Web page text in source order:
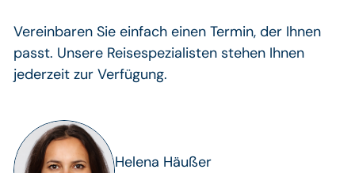
Vereinbaren Sie einfach einen Termin, der Ihnen
passt. Unsere Reisespezialisten stehen Ihnen
jederzeit zur Verfügung.
Helena Häußer